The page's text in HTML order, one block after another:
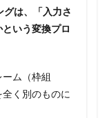
は、「入力さ
いう変換プロ
ム（枠組
く別のものに